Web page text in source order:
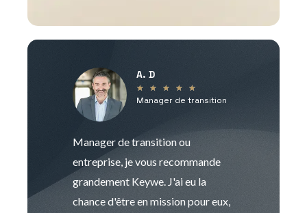
A. D
★ ★ ★ ★ ★
Manager de transition
Manager de transition ou
entreprise, je vous recommande
grandement Keywe. J'ai eu la
chance d'être en mission pour eux,